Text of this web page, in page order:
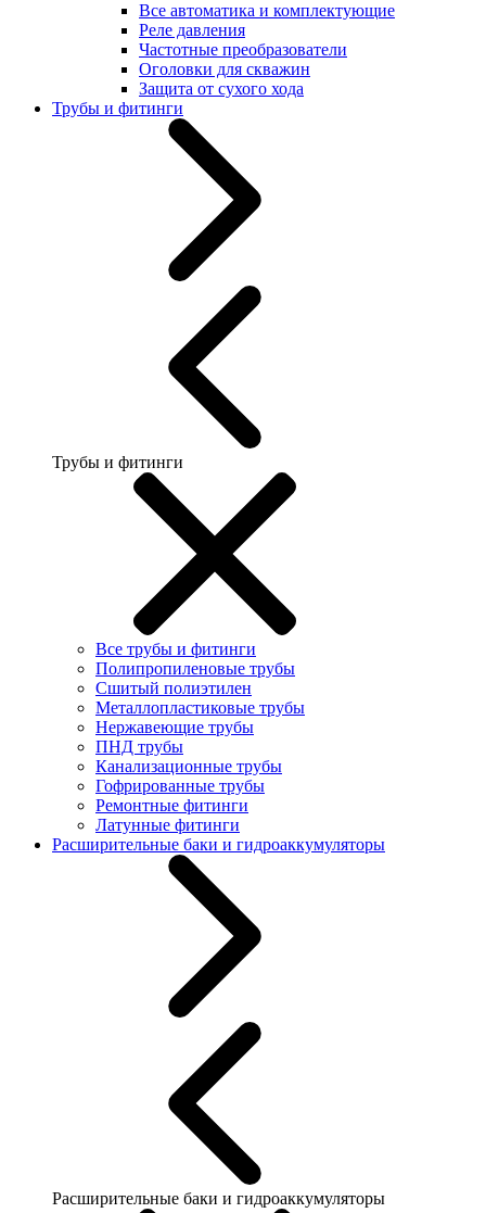
Все автоматика и комплектующие
Реле давления
Частотные преобразователи
Оголовки для скважин
Защита от сухого хода
Трубы и фитинги
Трубы и фитинги
Все трубы и фитинги
Полипропиленовые трубы
Сшитый полиэтилен
Металлопластиковые трубы
Нержавеющие трубы
ПНД трубы
Канализационные трубы
Гофрированные трубы
Ремонтные фитинги
Латунные фитинги
Расширительные баки и гидроаккумуляторы
Расширительные баки и гидроаккумуляторы